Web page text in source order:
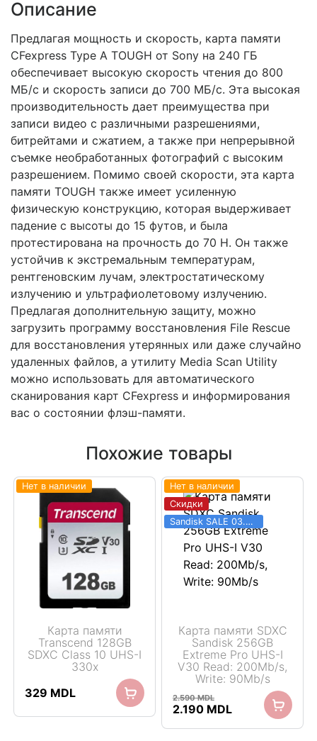
Описание
Предлагая мощность и скорость, карта памяти
CFexpress Type A TOUGH от Sony на 240 ГБ
обеспечивает высокую скорость чтения до 800
МБ/с и скорость записи до 700 МБ/с. Эта высокая
производительность дает преимущества при
записи видео с различными разрешениями,
битрейтами и сжатием, а также при непрерывной
съемке необработанных фотографий с высоким
разрешением. Помимо своей скорости, эта карта
памяти TOUGH также имеет усиленную
физическую конструкцию, которая выдерживает
падение с высоты до 15 футов, и была
протестирована на прочность до 70 Н. Он также
устойчив к экстремальным температурам,
рентгеновским лучам, электростатическому
излучению и ультрафиолетовому излучению.
Предлагая дополнительную защиту, можно
загрузить программу восстановления File Rescue
для восстановления утерянных или даже случайно
удаленных файлов, а утилиту Media Scan Utility
можно использовать для автоматического
сканирования карт CFexpress и информирования
вас о состоянии флэш-памяти.
Похожие товары
Нет в наличии
Карта памяти
Transcend 128GB
SDXC Class 10 UHS-I
330x
329 MDL
Нет в наличии
Скидки
Sandisk SALE 03.06 - 31.08
Карта памяти SDXC
Sandisk 256GB
Extreme Pro UHS-I
V30 Read: 200Mb/s,
Write: 90Mb/s
2.590MDL
Первоначальная
2.190 MDLТекущая